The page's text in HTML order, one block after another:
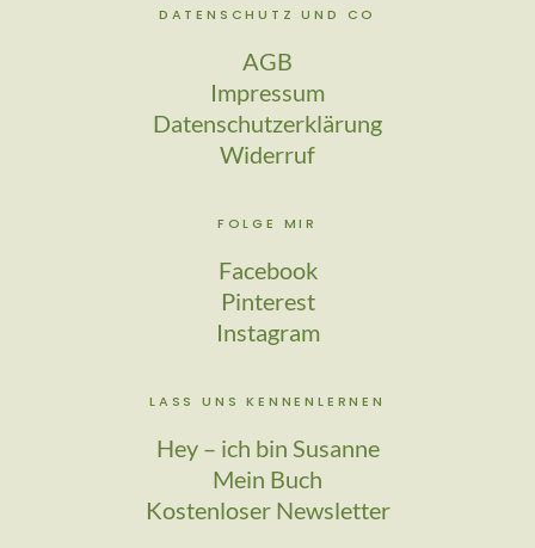
DATENSCHUTZ UND CO
AGB
Impressum
Datenschutzerklärung
Widerruf
FOLGE MIR
Facebook
Pinterest
Instagram
LASS UNS KENNENLERNEN
Hey – ich bin Susanne
Mein Buch
Kostenloser Newsletter